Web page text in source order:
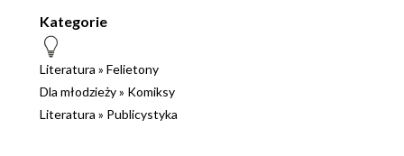
Kategorie
Literatura » Felietony
Dla młodzieży» Komiksy
Literatura » Publicystyka